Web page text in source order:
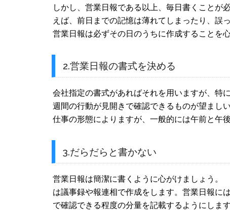
しかし、営業日報である以上、毎日書くことが
えば、前日までの記憶は薄れてしまったり、誤
営業日報は必ずその日のうちに作成することを
2.営業日報の書式を決める
会社指定の書式があればそれを用いますが、特
週間の行動が見開きで確認できるものが望ましい
仕事の形態によりますが、一般的には午前と午
3.だらだらと書かない
営業日報は簡潔に書くように心がけましょう
は議事録や報連相で作成をします。営業日報に
で確認できる程度の分量を記載するようにします